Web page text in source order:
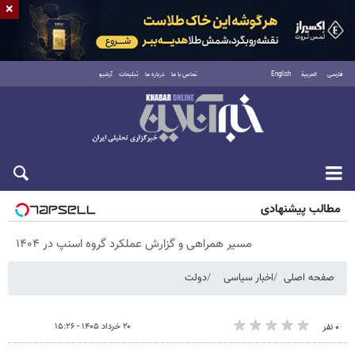
فارسی العربية English تماس با ما درباره ما تبلیغات آرشیو
شنبه ۱۷ مرداد ۱۴۰۵
مطالب پیشنهادی
مسیر همراهی و گزارش عملکرد گروه اسنپ در ۱۴۰۴
صفحه اصلی اخبار سیاسی دولت
۰ نفر ۲۰ خرداد ۱۴۰۵ - ۱۵:۲۶
×